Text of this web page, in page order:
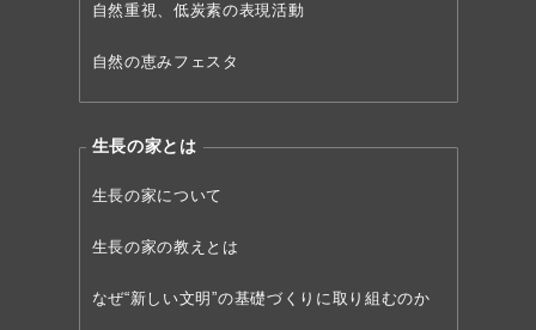
自然重視、低炭素の表現活動
自然の恵みフェスタ
生長の家とは
生長の家について
生長の家の教えとは
なぜ“新しい文明”の基礎づくりに取り組むのか